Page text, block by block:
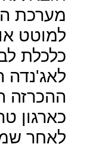
מערכת
למוטט
כלכלת
לאג'נדה
ההכרזה
כארגון
לאחר